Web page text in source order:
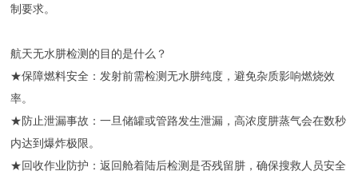
制要求。
航天无水肼检测的目的是什么？
★保障燃料安全 ：发射前需检测无水肼纯度，避免杂质影响燃烧效
率。
★ 防止泄漏事故 ：一旦储罐或管路发生泄漏，高浓度肼蒸气会在数秒
内达到爆炸极限。
★ 回收作业防护 ：返回舱着陆后检测是否残留肼，确保搜救人员安全